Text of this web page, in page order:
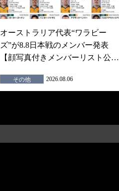
オーストラリア代表“ワラビー
ズ”が8.8日本戦のメンバー発表
【顔写真付きメンバーリスト公…
その他 2026.08.06